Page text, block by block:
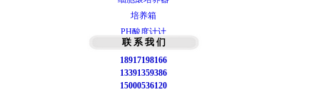
培养箱
PH酸度计计
智能梯度PCR仪
T100型梯度PCR仪
实时荧光定量PCR
联 系 我 们
18917198166
13391359386
15000536120